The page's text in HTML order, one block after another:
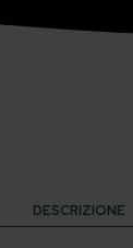
DESCRIZIONE